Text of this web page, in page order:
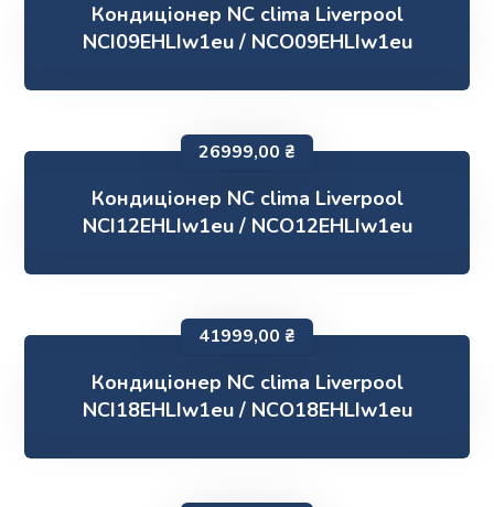
Кондиціонер NC clima Liverpool
NCI09EHLIw1eu / NCO09EHLIw1eu
Кондиціонер NC clima Liverpool
NCI12EHLIw1eu / NCO12EHLIw1eu
26999,00 ₴
Кондиціонер NC clima Liverpool
NCI18EHLIw1eu / NCO18EHLIw1eu
41999,00 ₴